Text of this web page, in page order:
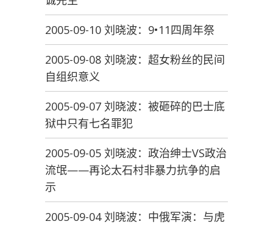
2005-09-10 刘晓波：9•11四周年祭
2005-09-08 刘晓波：超女粉丝的民间
自组织意义
2005-09-07 刘晓波：被砸碎的巴士底
狱中只有七名罪犯
2005-09-05 刘晓波：政治绅士VS政治
流氓——再论太石村非暴力抗争的启
示
2005-09-04 刘晓波：中俄军演：与虎